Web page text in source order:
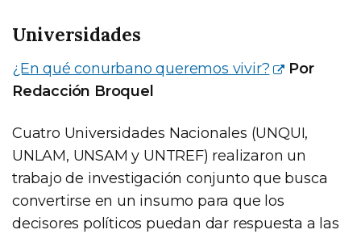
Universidades
¿En qué conurbano queremos vivir?
Por
Redacción Broquel
Cuatro Universidades Nacionales (UNQUI,
UNLAM, UNSAM y UNTREF) realizaron un
trabajo de investigación conjunto que busca
convertirse en un insumo para que los
decisores políticos puedan dar respuesta a las